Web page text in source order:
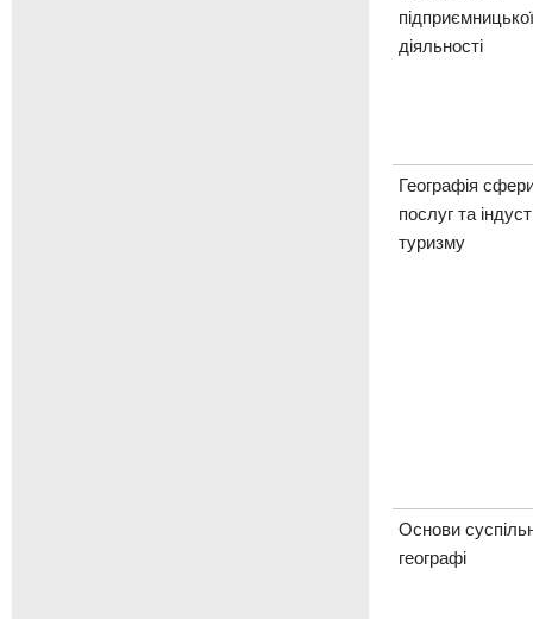
підприємницької
діяльності
Географія
послуг та
туризму
Основи
географі